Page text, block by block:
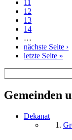
11
12
13
14
…
nächste Seite ›
letzte Seite »
Gemeinden
Dekanat